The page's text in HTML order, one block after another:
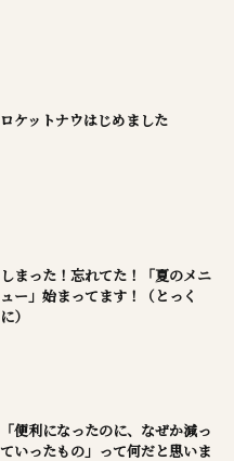
ロケットナウはじめました
しまった！忘れてた！「夏のメニ
ュー」始まってます！（とっく
に）
「便利になったのに、なぜか減っ
ていったもの」って何だと思いま